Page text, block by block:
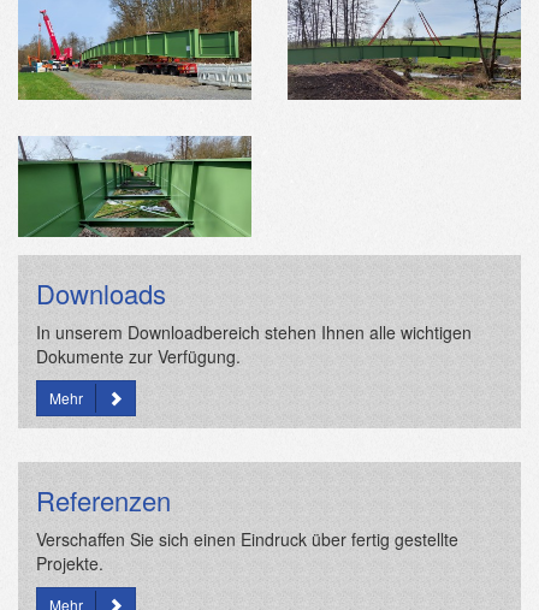
Downloads
In unserem Downloadbereich stehen Ihnen alle wichtigen
Dokumente zur Verfügung.
Mehr
Referenzen
Verschaffen Sie sich einen Eindruck über fertig gestellte
Projekte.
Mehr